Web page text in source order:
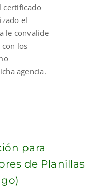
certificado
el
le convalide
los
agencia.
para
de Planillas